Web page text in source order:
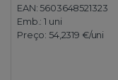
EAN: 5603648521323
Emb.:1 uni
Preço: 54,2319 €/uni